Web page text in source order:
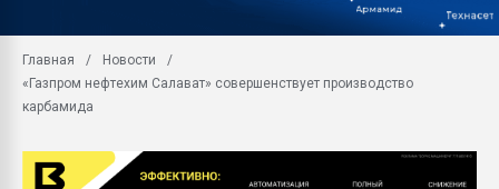
заводу пластмасс"
28.07.2026
Главная
Новости
«Газпром нефтехим Салават» совершенствует производство
карбамида